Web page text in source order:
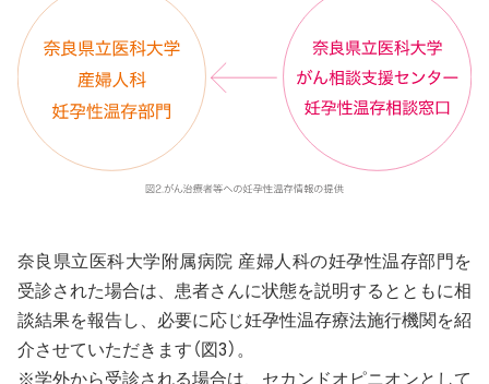
奈良県立医科大学附属病院 産婦人科の妊孕性温存部門を
受診された場合は、患者さんに状態を説明するとともに相
談結果を報告し、必要に応じ妊孕性温存療法施行機関を紹
介させていただきます（図3）。
※学外から受診される場合は、セカンドオピニオンとして